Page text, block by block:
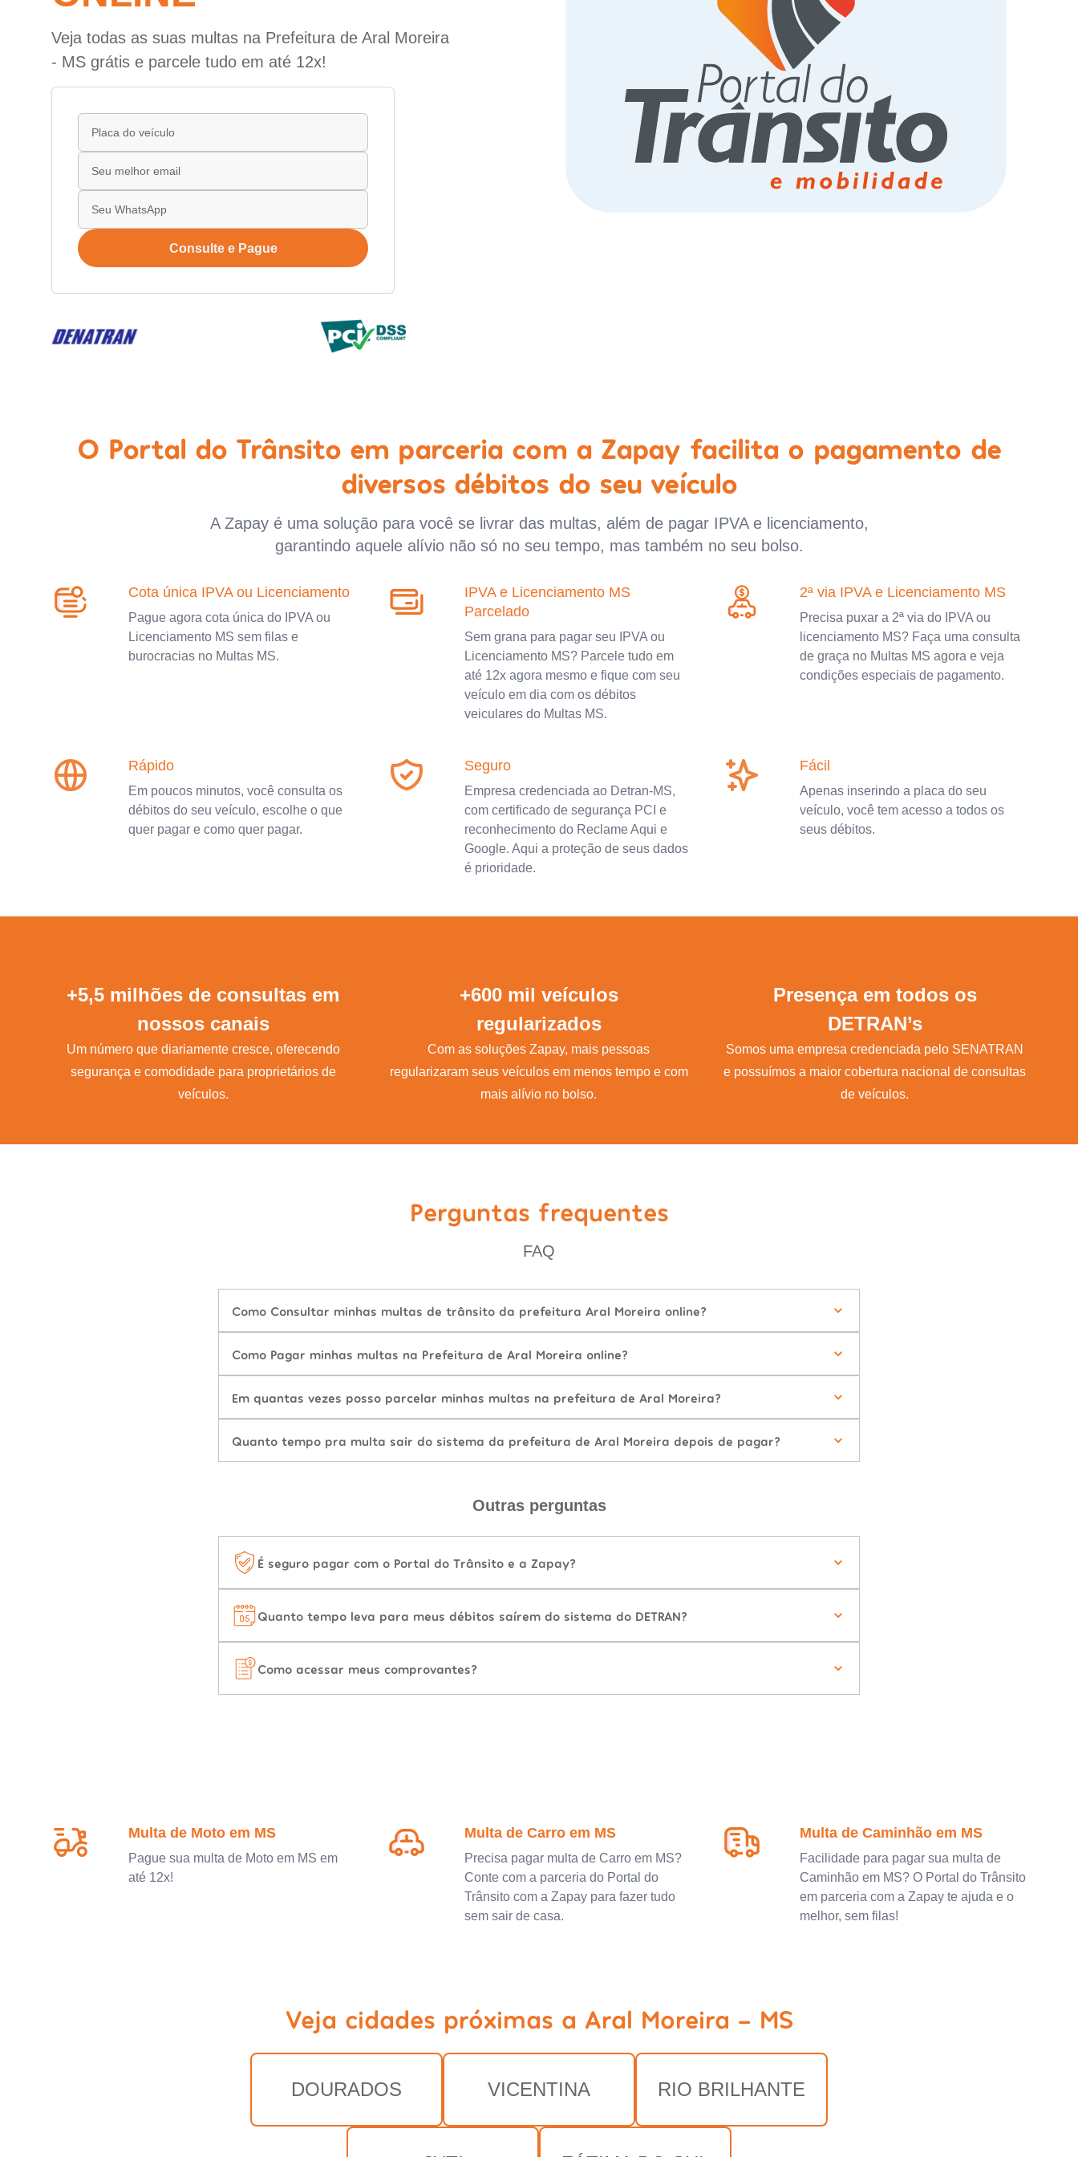
Veja todas as suas multas na Prefeitura de Aral Moreira
- MS grátis e parcele tudo em até 12x!
Consulte e Pague
O Portal do Trânsito em parceria com a Zapay facilita o pagamento de
diversos débitos do seu veículo
A Zapay é uma solução para você se livrar das multas, além de pagar IPVA e licenciamento,
garantindo aquele alívio não só no seu tempo, mas também no seu bolso.
Cota única IPVA ou Licenciamento
Pague agora cota única do IPVA ou
Licenciamento MS sem filas e
burocracias no Multas MS.
IPVA e Licenciamento MS
Parcelado
Sem grana para pagar seu IPVA ou
Licenciamento MS? Parcele tudo em
até 12x agora mesmo e fique com seu
veículo em dia com os débitos
veiculares do Multas MS.
2ª via IPVA e Licenciamento MS
Precisa puxar a 2ª via do IPVA ou
licenciamento MS? Faça uma consulta
de graça no Multas MS agora e veja
condições especiais de pagamento.
Rápido
Em poucos minutos, você consulta os
débitos do seu veículo, escolhe o que
quer pagar e como quer pagar.
Seguro
Empresa credenciada ao Detran-MS,
com certificado de segurança PCI e
reconhecimento do Reclame Aqui e
Google. Aqui a proteção de seus dados
é prioridade.
Fácil
Apenas inserindo a placa do seu
veículo, você tem acesso a todos os
seus débitos.
+5,5 milhões de consultas em
nossos canais
Um número que diariamente cresce, oferecendo
segurança e comodidade para proprietários de
veículos.
+600 mil veículos
regularizados
Com as soluções Zapay, mais pessoas
regularizaram seus veículos em menos tempo e com
mais alívio no bolso.
Presença em todos os
DETRAN’s
Somos uma empresa credenciada pelo SENATRAN
e possuímos a maior cobertura nacional de consultas
de veículos.
Perguntas frequentes
FAQ
Como Consultar minhas multas de trânsito da prefeitura Aral Moreira online?
Como Pagar minhas multas na Prefeitura de Aral Moreira online?
Em quantas vezes posso parcelar minhas multas na prefeitura de Aral Moreira?
Quanto tempo pra multa sair do sistema da prefeitura de Aral Moreira depois de pagar?
Outras perguntas
É seguro pagar com o Portal do Trânsito e a Zapay?
Quanto tempo leva para meus débitos saírem do sistema do DETRAN?
Como acessar meus comprovantes?
Multa de Moto em MS
Pague sua multa de Moto em MS em
até 12x!
Multa de Carro em MS
Precisa pagar multa de Carro em MS?
Conte com a parceria do Portal do
Trânsito com a Zapay para fazer tudo
sem sair de casa.
Multa de Caminhão em MS
Facilidade para pagar sua multa de
Caminhão em MS? O Portal do Trânsito
em parceria com a Zapay te ajuda e o
melhor, sem filas!
Veja cidades próximas a Aral Moreira - MS
DOURADOS VICENTINA RIO BRILHANTE